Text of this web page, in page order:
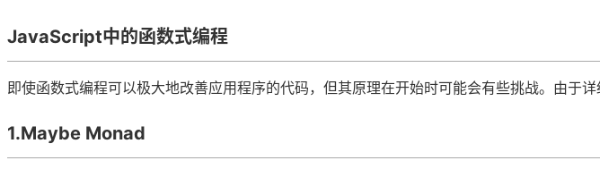
JavaScript中的函数式编程
即使函数式编程可以极大地改善应用程序的代码，但其原理在开始时可能会有些挑战。由于
1.Maybe Monad